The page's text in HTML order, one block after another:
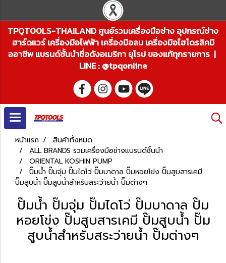
TPQTOOLS-THAILAND ศูนย์รวมเครื่องมือช่าง อุปกรณ์ช่าง
ฮาร์ดแวร์ เครื่องมือไฟฟ้า เครื่องมือลม เครื่องมือไฮโดรลิคมื
ออาชีพ แบรนด์ชั้นนำชื่อดังอเมริกา ยุโรป ของแท้ทุกรายการ |
LINE : @tpqonline
หน้าแรก
สินค้าทั้งหมด
ALL BRANDS รวมเครื่องมือช่างแบรนด์ชั้นนำ
ORIENTAL KOSHIN PUMP
ปั๊มน้ำ ปั๊มจุ่ม ปั๊มไดโว่ ปั๊มบาดาล ปั๊มหอยโข่ง ปั๊มสูบสารเคมี
ปั๊มสูบน้ำ ปั๊มสูบน้ำสำหรับสระว่ายน้ำ ปั๊มต่างๆ
ปั๊มน้ำ ปั๊มจุ่ม ปั๊มไดโว่ ปั๊มบาดาล ปั๊ม
หอยโข่ง ปั๊มสูบสารเคมี ปั๊มสูบน้ำ ปั๊ม
สูบน้ำสำหรับสระว่ายน้ำ ปั๊มต่างๆ